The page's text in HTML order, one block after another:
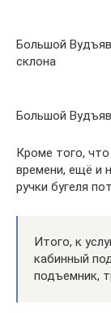
Большой
склона
Большой
Кроме того,
времени, ещё и
ручки бугеля
Итого, к
кабинный
подъемник,